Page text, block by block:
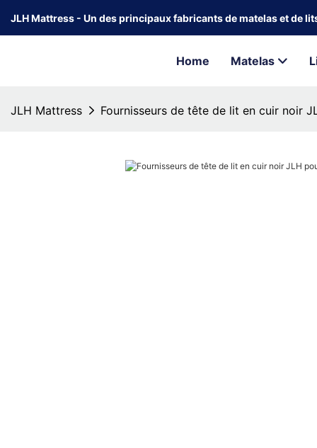
JLH Mattress - Un des principaux fabricants de matelas et de
Home Matelas
JLH Mattress Fournisseurs de tête de lit en cuir noir